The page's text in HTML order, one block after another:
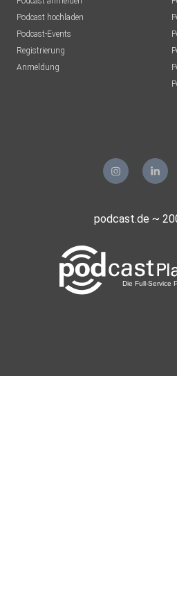
Podcast hochladen
Podcast-Events
Registrierung
Anmeldung
podcast.de ~